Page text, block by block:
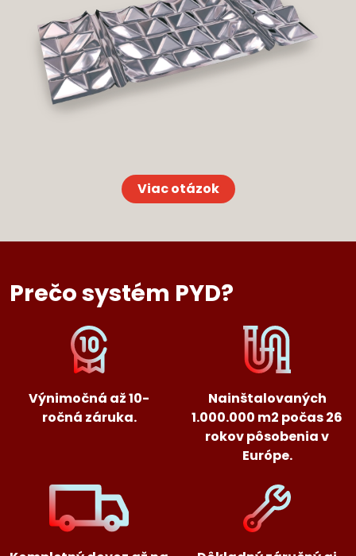
Viac otázok
Prečo systém PYD?
Výnimočná až 10-
ročná záruka.
Nainštalovaných
1.000.000 m2 počas 26
rokov pôsobenia v
Európe.